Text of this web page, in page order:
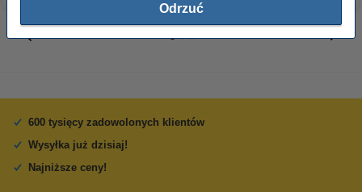
Odrzuć
600 tysięcy zadowolonych klientów
Wysyłka już dzisiaj!
Najniższe ceny!